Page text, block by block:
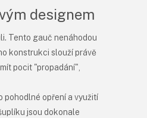
designem
Tento gauč nenáhodou
konstrukci slouží právě
pocit "propadání",
pohodlné opření a využití
jsou dokonale